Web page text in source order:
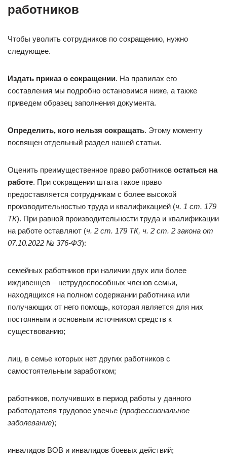
работников
Чтобы уволить сотрудников по сокращению, нужно
следующее.
Издать приказ о сокращении. На правилах его
составления мы подробно остановимся ниже, а также
приведем образец заполнения документа.
Определить, кого нельзя сокращать. Этому моменту
посвящен отдельный раздел нашей статьи.
Оценить преимущественное право работников остаться на
работе. При сокращении штата такое право
предоставляется сотрудникам с более высокой
производительностью труда и квалификацией (ч. 1 ст. 179
ТК). При равной производительности труда и квалификации
на работе оставляют (ч. 2 ст. 179 ТК, ч. 2 ст. 2 закона от
07.10.2022 № 376-ФЗ):
семейных работников при наличии двух или более
иждивенцев – нетрудоспособных членов семьи,
находящихся на полном содержании работника или
получающих от него помощь, которая является для них
постоянным и основным источником средств к
существованию;
лиц, в семье которых нет других работников с
самостоятельным заработком;
работников, получивших в период работы у данного
работодателя трудовое увечье (профессиональное
заболевание);
инвалидов ВОВ и инвалидов боевых действий;